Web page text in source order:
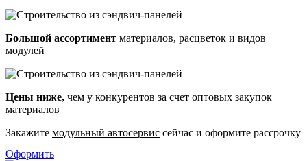
Большой ассортимент материалов, расцветок и видов
модулей
Цены ниже, чем у конкурентов за счет оптовых закупок
материалов
Закажите модульный автосервис сейчас и оформите рассрочку
Оформить